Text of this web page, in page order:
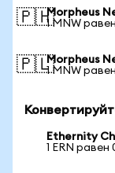
🇵🇭Morpheus
1 MNW
🇵🇱Morpheus
1 MNW
Ethernity
1 ERN равен